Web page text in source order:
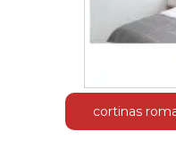
cortinas